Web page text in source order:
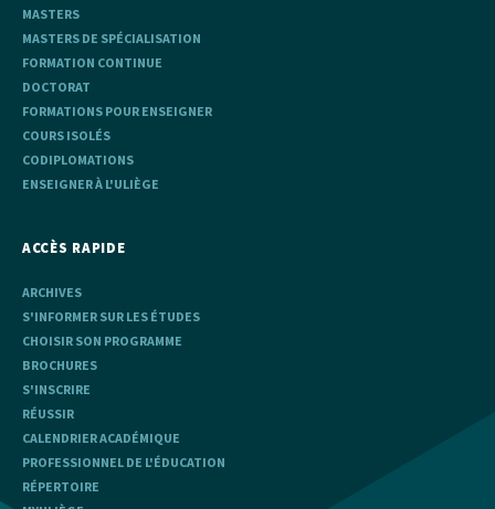
MASTERS
MASTERS DE SPÉCIALISATION
FORMATION CONTINUE
DOCTORAT
FORMATIONS POUR ENSEIGNER
COURS ISOLÉS
CODIPLOMATIONS
ENSEIGNER À L'ULIÈGE
ACCÈS RAPIDE
ARCHIVES
S'INFORMER SUR LES ÉTUDES
CHOISIR SON PROGRAMME
BROCHURES
S'INSCRIRE
RÉUSSIR
CALENDRIER ACADÉMIQUE
PROFESSIONNEL DE L'ÉDUCATION
RÉPERTOIRE